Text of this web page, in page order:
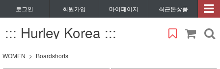
로그인 회원가입 마이페이지 최근본상품
::: Hurley Korea :::
WOMEN Boardshorts